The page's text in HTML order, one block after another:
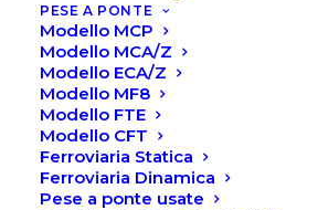
PESE A PONTE
Modello MCP
Modello MCA/Z
Modello ECA/Z
Modello MF8
Modello FTE
Modello CFT
Ferroviaria Statica
Ferroviaria Dinamica
Pese a ponte usate
Pesatura assi e
veicoli